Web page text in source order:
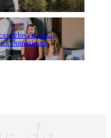
en Casa
Dominicana